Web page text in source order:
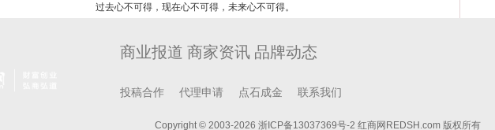
过去心不可得，现在心不可得，未来心不可得。
商业报道 商家资讯 品牌动态
投稿合作 代理申请 点石成金 联系我们
Copyright © 2003-2026 浙ICP备13037369号-2 红商网REDSH.com 版权所有